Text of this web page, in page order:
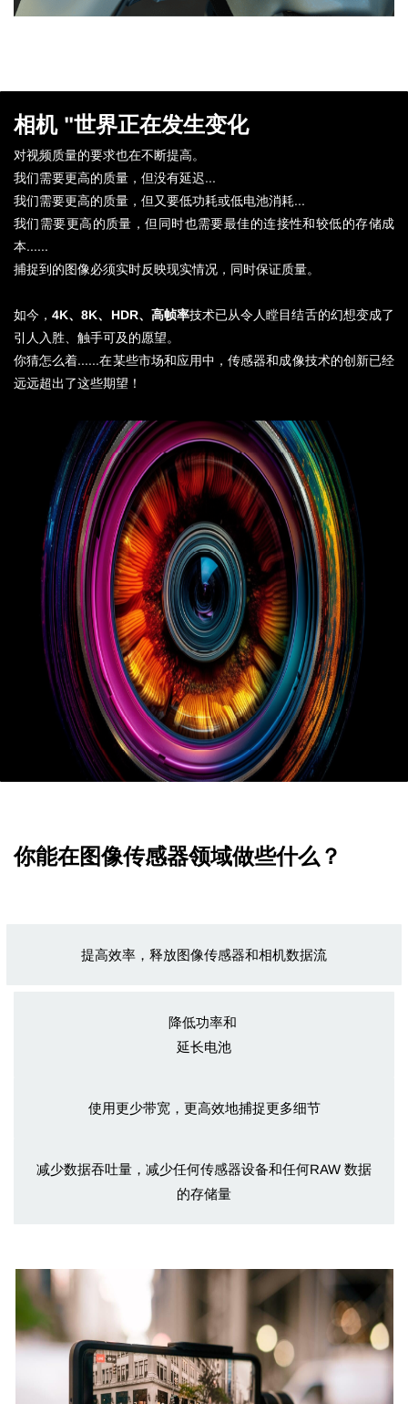
相机 "世界正在发生变化
对视频质量的要求也在不断提高。
我们需要更高的质量，但没有延迟...
我们需要更高的质量，但又要低功耗或低电池消耗...
我们需要更高的质量，但同时也需要最佳的连接性和较低的存储成
本......
捕捉到的图像必须实时反映现实情况，同时保证质量。
如今，4K、8K、HDR、高帧率技术已从令人瞠目结舌的幻想变成了
引人入胜、触手可及的愿望。
你猜怎么着......在某些市场和应用中，传感器和成像技术的创新已经
远远超出了这些期望！
你能在图像传感器领域做些什么？
提高效率，释放图像传感器和相机数据流
降低功率和
延长电池
使用更少带宽，更高效地捕捉更多细节
减少数据吞吐量，减少任何传感器设备和任何RAW 数据
的存储量